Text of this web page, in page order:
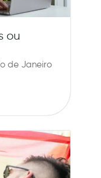
ou
de Janeiro